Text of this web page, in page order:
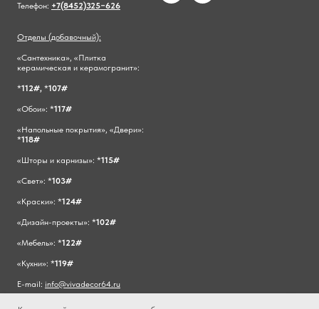
Телефон: +7(8452)325−626
Отделы (добавочный):
«Сантехника», «Плитка
керамическая и керамогранит»:
*112#, *107#
«Обои»: *117#
«Напольные покрытия», «Двери»:
*118#
«Шторы и карнизы»: *115#
«Свет»: *103#
«Краски»: *124#
«Дизайн-проекты»: *102#
«Мебель»: *122#
«Кухни»: *119#
E-mail: info@vivadecor64.ru